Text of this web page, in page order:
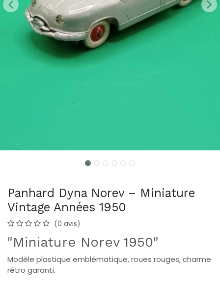
Panhard Dyna Norev – Miniature
Vintage Années 1950
(0 avis)
"Miniature Norev 1950"
Modèle plastique emblématique, roues rouges, charme
rétro garanti.